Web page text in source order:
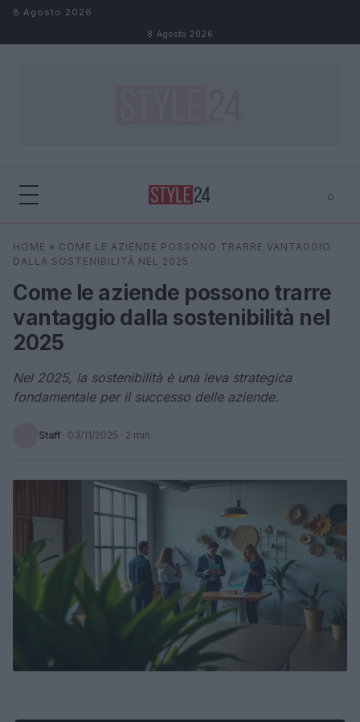
Salta al contenuto
8 Agosto 2026
8 Agosto 2026
⌕
Cerca ⌕ ×
HOME » COME LE AZIENDE POSSONO TRARRE VANTAGGIO
DALLA SOSTENIBILITÀ NEL 2025
Come le aziende possono trarre
vantaggio dalla sostenibilità nel
2025
Nel 2025, la sostenibilità è una leva strategica
fondamentale per il successo delle aziende.
Staff · 03/11/2025 · 2 min